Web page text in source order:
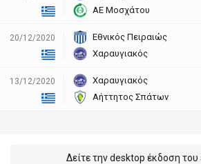
ΑΕ Μοσχάτου
20/12/2020
Εθνικός Πειραιώς
Χαραυγιακός
13/12/2020
Χαραυγιακός
Αήττητος Σπάτων
Δείτε την desktop έκδοση